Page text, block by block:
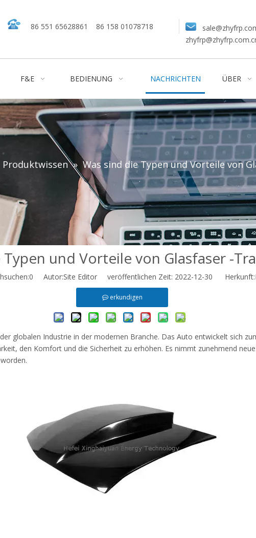
86 551 65628861 86 158 01078718
F&E BEDIENUNG NACHRICHTEN ÜBER
Produktwissen » Was sind die Typen und Vorteile von
Typen und Vorteile von Glasfaser -
0 Autor:Site Editor veröffentlichen Zeit: 2022-12-30 Herkunft:
erkundigen
globalen Industrie in der modernen Branche. Das Auto entwickelt sich
den Komfort und die Sicherheit zu erhöhen. Es nimmt zunehmend